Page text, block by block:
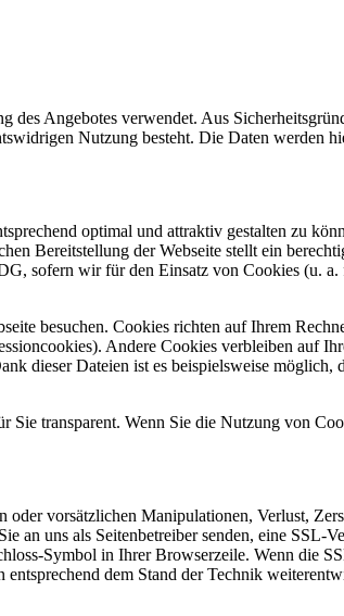
des Angebotes verwendet. Aus
Nutzung besteht. Die Daten werden
optimal und attraktiv gestalten zu
Bereitstellung der Webseite stellt ein
sofern wir für den Einsatz von Cookies (u.
besuchen. Cookies richten auf Ihrem
Andere Cookies verbleiben auf
dieser Dateien ist es beispielsweise möglich,
transparent. Wenn Sie die Nutzung von
oder vorsätzlichen Manipulationen, Verlust,
an uns als Seitenbetreiber senden, eine SSL-
Symbol in Ihrer Browserzeile. Wenn die
dem Stand der Technik